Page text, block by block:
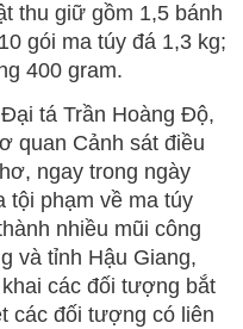
thu giữ gồm 1,5 bánh
gói ma túy đá 1,3 kg;
400 gram.
tá Trần Hoàng Độ,
quan Cảnh sát điều
ngay trong ngày
tội phạm về ma túy
nhiều mũi công
và tỉnh Hậu Giang,
các đối tượng bắt
các đối tượng có liên